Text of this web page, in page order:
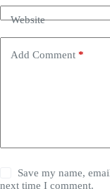
Website
Add Comment *
Save my name,
next time I comment.